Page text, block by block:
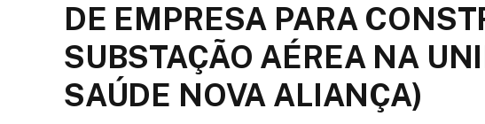
DE EMPRESA PARA
SUBSTAÇÃO AÉREA NA
SAÚDE NOVA ALIANÇA)